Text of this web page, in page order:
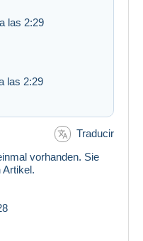
las 2:29
las 2:29
Traducir
vorhanden. Sie
Artikel.